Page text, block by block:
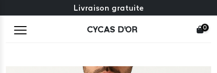
Échange gratuit + retours gratuits
Livraison gratuite
CYCAS D'OR 0